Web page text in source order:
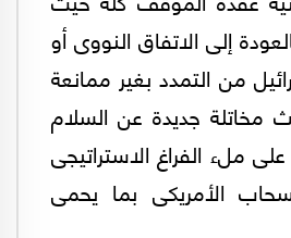
إلى الاتفاق النووى أو
من التمدد بغير ممانعة
مخاتلة جديدة عن السلام
ملء الفراغ الاستراتيجى
الأمريكى بما يحمى